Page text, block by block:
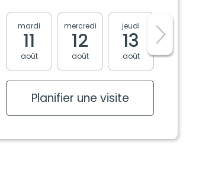
mardi
11
août
mercredi
12
août
jeudi
13
août août
Planifier une visite